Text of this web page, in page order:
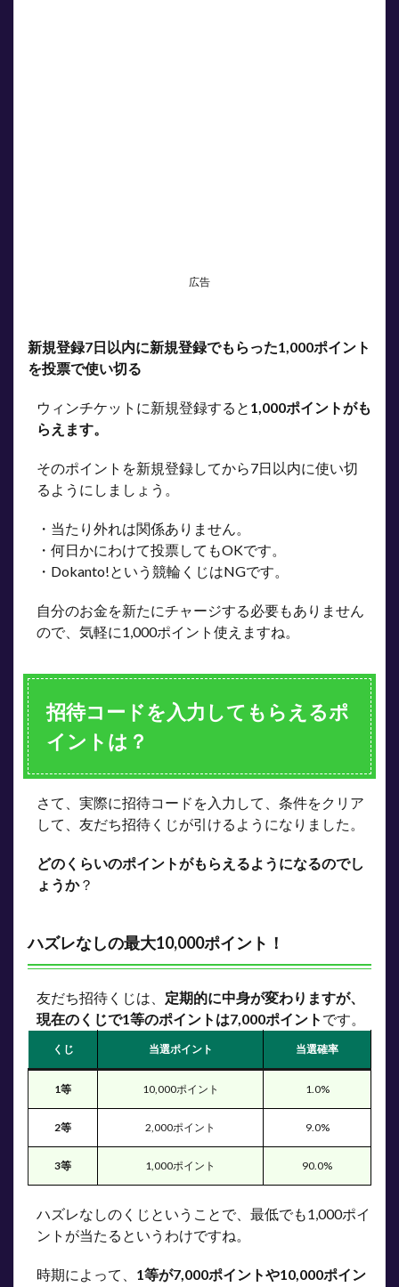
広告
新規登録7日以内に新規登録でもらった1,000ポイント
を投票で使い切る
ウィンチケットに新規登録すると 1,000ポイントがも
らえます。
そのポイントを新規登録してから7日以内に使い切
るようにしましょう。
・当たり外れは関係ありません。
・何日かにわけて投票してもOKです。
・Dokanto!という競輪くじはNGです。
自分のお金を新たにチャージする必要もありません
ので、気軽に1,000ポイント使えますね。
招待コードを入力してもらえるポ
イントは？
さて、実際に招待コードを入力して、条件をクリア
して、友だち招待くじが引けるようになりました。
どのくらいのポイントがもらえるようになるのでし
ょうか？
ハズレなしの最大10,000ポイント！
友だち招待くじは、 定期的に中身が変わりますが、
現在のくじで1等のポイントは7,000ポイント です。
くじ 当選ポイント 当選確率
1等 10,000ポイント 1.0%
2等 2,000ポイント 9.0%
3等 1,000ポイント 90.0%
ハズレなしのくじということで、最低でも1,000ポイ
ントが当たるというわけですね。
時期によって、 1等が7,000ポイントや10,000ポイン